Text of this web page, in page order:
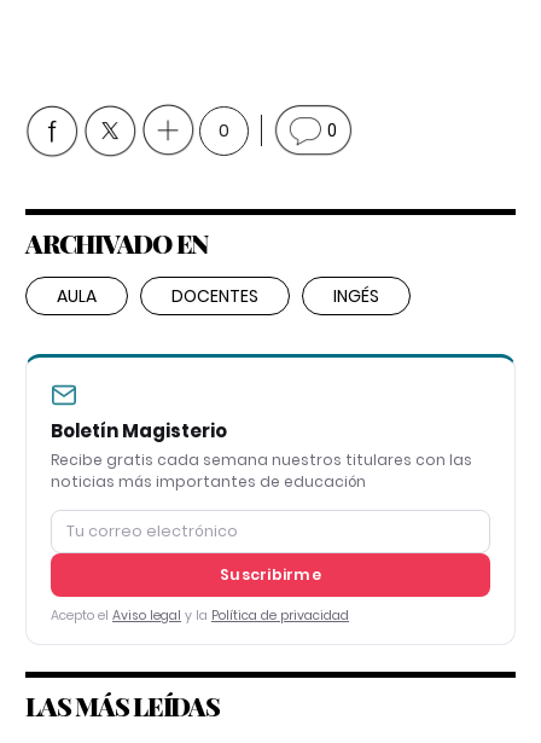
0 0
ARCHIVADO EN
AULA DOCENTES INGÉS
Boletín Magisterio
Recibe gratis cada semana nuestros titulares con las
noticias más importantes de educación
Suscribirme
Acepto el Aviso legal y la Política de privacidad
LAS MÁS LEÍDAS